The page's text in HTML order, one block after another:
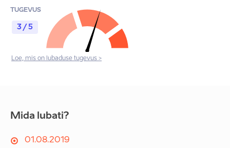
TUGEVUS
3 / 5
Loe, mis on lubaduse tugevus >
Mida lubati?
01.08.2019